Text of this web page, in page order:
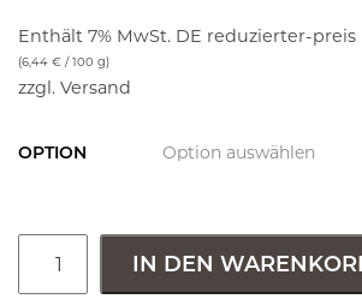
Enthält 7% MwSt. DE reduzierter-preis
(6,44 € / 100 g)
zzgl. Versand
OPTION
IN DEN